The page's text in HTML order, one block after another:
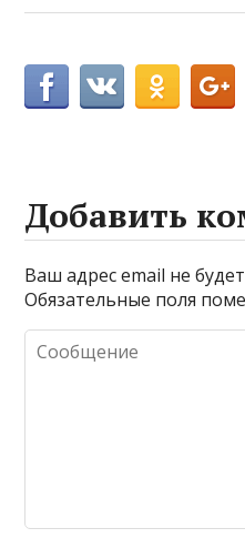
Добавить
Ваш адрес email не
Обязательные поля